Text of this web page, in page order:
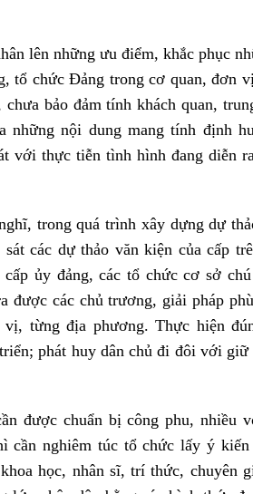
lên những ưu điểm, khắc phục
tổ chức Đảng trong cơ quan, đơn
bảo đảm tính khách quan,
nội dung mang tính định
với thực tiễn tình hình đang diễn
trong quá trình xây dựng dự
các dự thảo văn kiện của cấp
ủy đảng, các tổ chức cơ sở
được các chủ trương, giải pháp
từng địa phương. Thực hiện
phát huy dân chủ đi đôi với
được chuẩn bị công phu, nhiều
cần nghiêm túc tổ chức lấy ý
học, nhân sĩ, trí thức, chuyên